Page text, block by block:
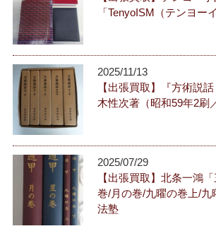
「TenyoISM（テンヨー
2025/11/13
【出張買取】『方術説
木性次著（昭和59年2刷
2025/07/29
【出張買取】北条一鴻
巻/月の巻/九曜の巻上/九
法塾